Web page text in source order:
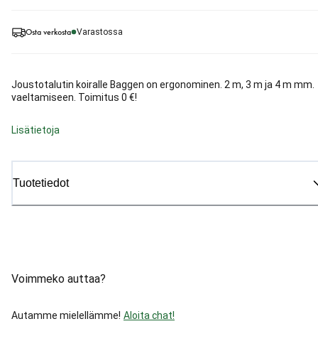
Osta verkosta Varastossa
Joustotalutin koiralle Baggen on ergonominen. 2 m, 3 m ja 4 m mm.
vaeltamiseen. Toimitus 0 €!
Lisätietoja
Tuotetiedot
Voimmeko auttaa?
Autamme mielellämme! Aloita chat!